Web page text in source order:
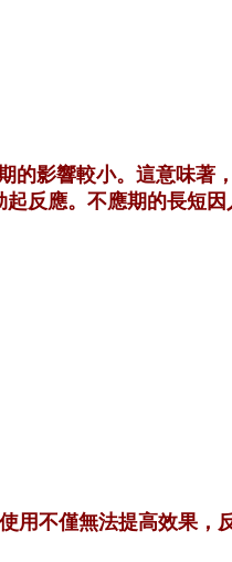
的影響較小。這意味
反應。不應期的長短
用不僅無法提高效果